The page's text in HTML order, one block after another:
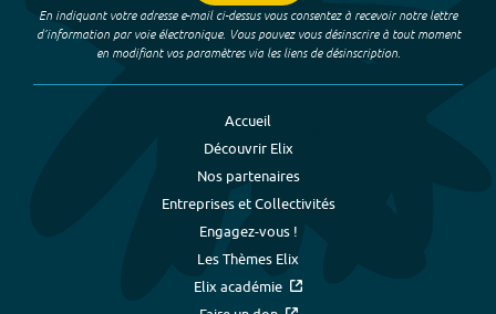
En indiquant votre adresse e-mail ci-dessus vous consentez à recevoir notre lettre
d’information par voie électronique. Vous pouvez vous désinscrire à tout moment
en modifiant vos paramètres via les liens de désinscription.
Accueil
Découvrir Elix
Nos partenaires
Entreprises et Collectivités
Engagez-vous !
Les Thèmes Elix
Elix académie